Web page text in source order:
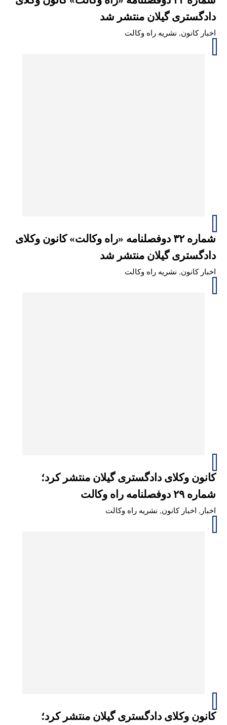
دادگستری گیلان منتشر شد
اخبار کانون, نشریه راه وکالت
شماره ۳۲ دوفصلنامه «راه وکالت» کانون وکلای
دادگستری گیلان منتشر شد
اخبار کانون, نشریه راه وکالت
کانون وکلای دادگستری گیلان منتشر کرد؛
شماره ۲۹ دوفصلنامه راه وکالت
اخبار , اخبار کانون, نشریه راه وکالت
کانون وکلای دادگستری گیلان منتشر کرد؛